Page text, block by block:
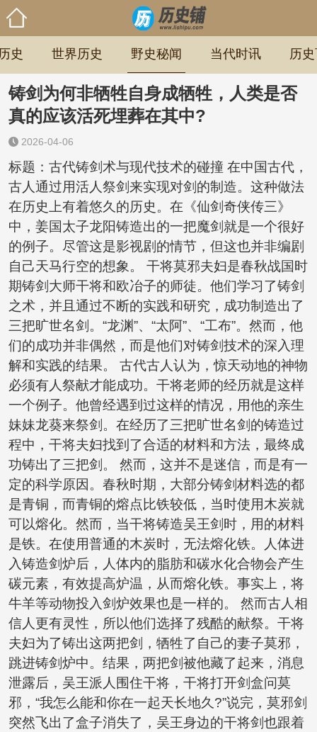
史 世界历史 野史秘闻 当代时讯 历
铸剑为何非牺牲自身成牺牲，人类是否
真的应该活死埋葬在其中?
2026-04-06
标题：古代铸剑术与现代技术的碰撞 在中国古代，
古人通过用活人祭剑来实现对剑的制造。这种做法
在历史上有着悠久的历史。在《仙剑奇侠传三》
中，姜国太子龙阳铸造出的一把魔剑就是一个很好
的例子。尽管这是影视剧的情节，但这也并非编剧
自己天马行空的想象。 干将莫邪夫妇是春秋战国时
期铸剑大师干将和欧冶子的师徒。他们学习了铸剑
之术，并且通过不断的实践和研究，成功制造出了
三把旷世名剑。“龙渊”、“太阿”、“工布”。然而，他
们的成功并非偶然，而是他们对铸剑技术的深入理
解和实践的结果。 古代古人认为，惊天动地的神物
必须有人祭献才能成功。干将老师的经历就是这样
一个例子。他曾经遇到过这样的情况，用他的亲生
妹妹龙葵来祭剑。在经历了三把旷世名剑的铸造过
程中，干将夫妇找到了合适的材料和方法，最终成
功铸出了三把剑。 然而，这并不是迷信，而是有一
定的科学原因。春秋时期，大部分铸剑材料选的都
是青铜，而青铜的熔点比铁较低，当时使用木炭就
可以熔化。然而，当干将铸造吴王剑时，用的材料
是铁。在使用普通的木炭时，无法熔化铁。人体进
入铸造剑炉后，人体内的脂肪和碳水化合物会产生
碳元素，有效提高炉温，从而熔化铁。事实上，将
牛羊等动物投入剑炉效果也是一样的。 然而古人相
信人更有灵性，所以他们选择了残酷的献祭。干将
夫妇为了铸出这两把剑，牺牲了自己的妻子莫邪，
跳进铸剑炉中。结果，两把剑被他藏了起来，消息
泄露后，吴王派人围住干将，干将打开剑盒问莫
邪，“我怎么能和你在一起天长地久?”说完，莫邪剑
突然飞出了盒子消失了，吴王身边的干将剑也跟着